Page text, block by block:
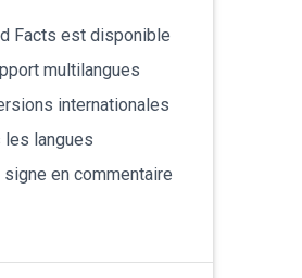
Facts est disponible
multilangues
internationales
les langues
en commentaire